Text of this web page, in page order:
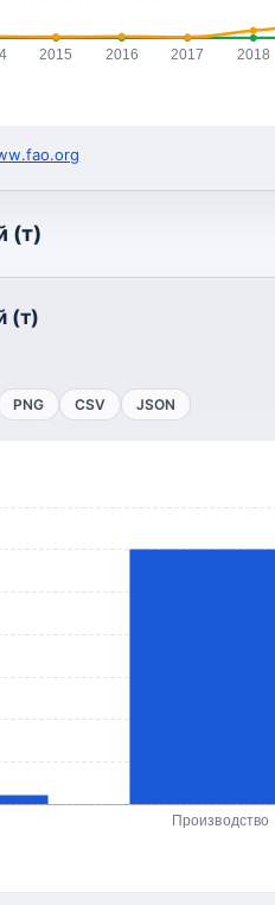
2015 2016 2017 2018
(т)
(т)
PNG CSV JSON
Производство